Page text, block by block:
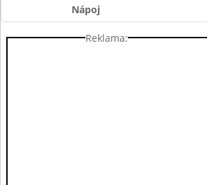
Nápoj
Reklama: